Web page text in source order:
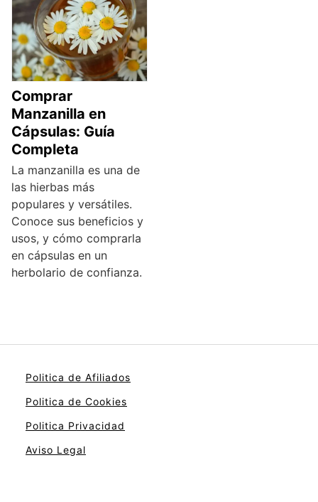
Comprar
Manzanilla en
Cápsulas: Guía
Completa
La manzanilla es una de
las hierbas más
populares y versátiles.
Conoce sus beneficios y
usos, y cómo comprarla
en cápsulas en un
herbolario de confianza.
Politica de Afiliados
Politica de Cookies
Politica Privacidad
Aviso Legal